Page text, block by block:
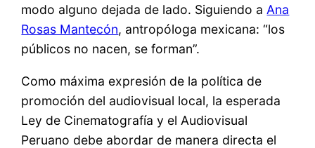
modo alguno dejada de lado. Siguiendo aAna
Rosas Mantecón, antropóloga mexicana: “los
públicos no nacen, se forman”.
Como máxima expresión de la política de
promoción del audiovisual local, la esperada
Ley de Cinematografía y el Audiovisual
Peruano debe abordar de manera directa el